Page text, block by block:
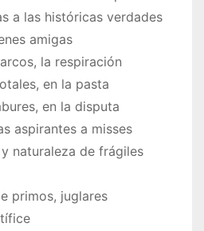
a las históricas verdades
amigas
la respiración
en la pasta
en la disputa
aspirantes a misses
naturaleza de frágiles
primos, juglares